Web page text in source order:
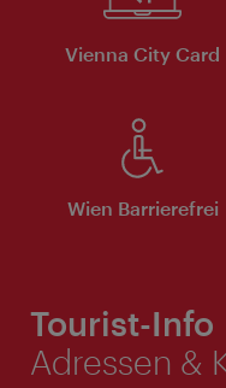
Vienna City Card
Wien Barrierefrei
Tourist-Info
Adressen &